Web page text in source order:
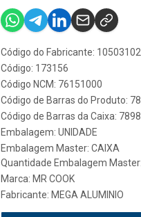
Código do Fabricante:
Código: 173156
Código NCM: 76151000
Código de Barras do Produto:
Código de Barras da Caixa:
Embalagem: UNIDADE
Embalagem Master: CAIXA
Quantidade Embalagem
Marca: MR COOK
Fabricante: MEGA ALUMINIO